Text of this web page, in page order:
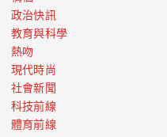
政治快訊
教育與科學
熱吻
現代時尚
社會新聞
科技前線
體育前線